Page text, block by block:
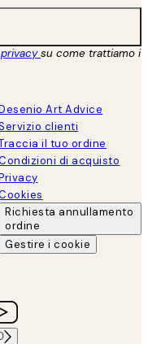
su come trattiamo i
Art Advice
clienti
il tuo ordine
di acquisto
Richiesta annullamento
ordine
Gestire i cookie